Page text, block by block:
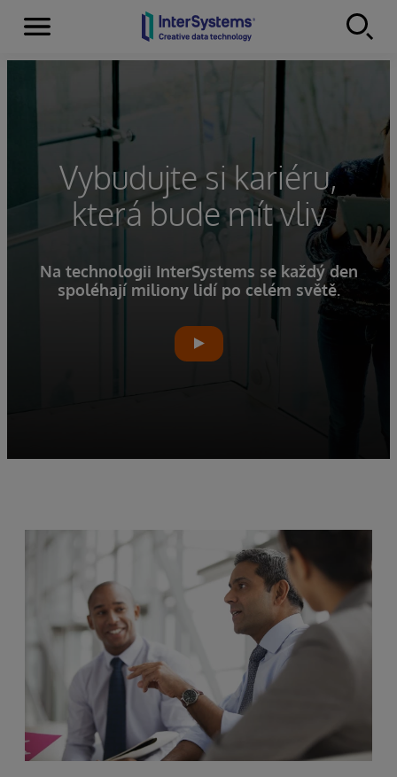
Skip to content
Menu
Vybudujte si kariéru,
která bude mít vliv
Na technologii InterSystems se každý den
spoléhají miliony lidí po celém světě.